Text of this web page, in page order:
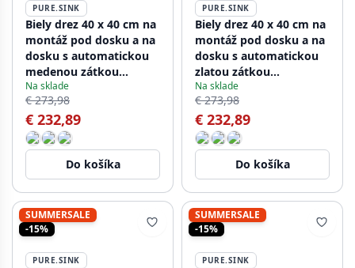
PURE.SINK
Biely drez 40 x 40 cm na
montáž pod dosku a na
dosku s automatickou
medenou zátkou
1208971893
Na sklade
€ 273,98
€ 232,89
Do košíka
PURE.SINK
Biely drez 40 x 40 cm na
montáž pod dosku a na
dosku s automatickou
zlatou zátkou
1208971894
Na sklade
€ 273,98
€ 232,89
Do košíka
SUMMERSALE
-15%
PURE.SINK
SUMMERSALE
-15%
PURE.SINK